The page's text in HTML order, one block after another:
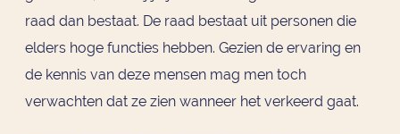
raad dan bestaat. De raad bestaat uit personen die
elders hoge functies hebben. Gezien de ervaring en
de kennis van deze mensen mag men toch
verwachten dat ze zien wanneer het verkeerd gaat.